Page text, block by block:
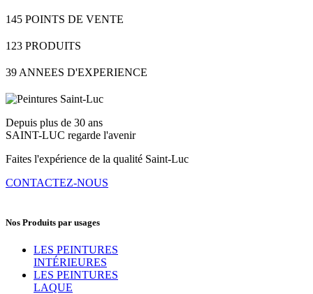
145 POINTS DE VENTE
123 PRODUITS
39 ANNEES D'EXPERIENCE
Depuis plus de 30 ans
SAINT-LUC regarde l'avenir
Faites l'expérience de la qualité Saint-Luc
CONTACTEZ-NOUS
Nos Produits par usages
LES PEINTURES
INTÉRIEURES
LES PEINTURES
LAQUE